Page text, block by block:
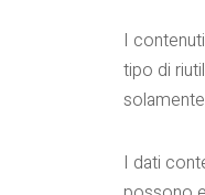
I
tipo di
I dati